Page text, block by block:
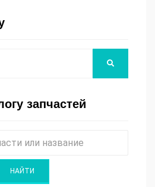
запчастей